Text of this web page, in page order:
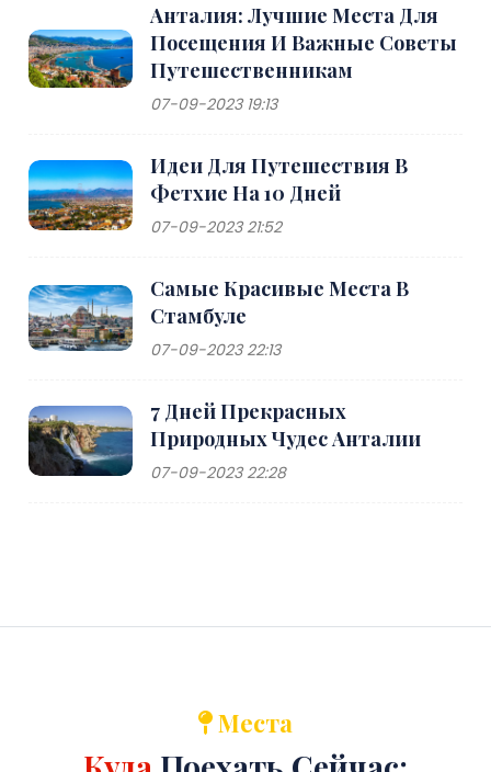
Анталия: Лучшие Места Для
Посещения И Важные Советы
Путешественникам
07-09-2023 19:13
Идеи Для Путешествия В
Фетхие На 10 Дней
07-09-2023 21:52
Самые Красивые Места В
Стамбуле
07-09-2023 22:13
7 Дней Прекрасных
Природных Чудес Анталии
07-09-2023 22:28
Места